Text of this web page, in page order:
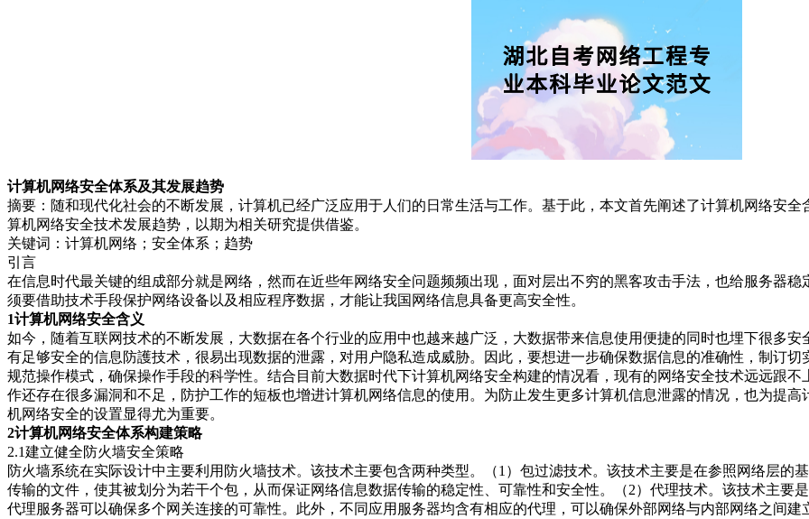
计算机网络安全体系及其发展趋势
摘要：随和现代化社会的不断发展，计算机已经广泛应用于人们的日常生活与工作。基于此，本文首先阐述了计算机网络安
算机网络安全技术发展趋势，以期为相关研究提供借鉴。
关键词：计算机网络；安全体系；趋势
引言
在信息时代最关键的组成部分就是网络，然而在近些年网络安全问题频频出现，面对层出不穷的黑客攻击手法，也给服务器
须要借助技术手段保护网络设备以及相应程序数据，才能让我国网络信息具备更高安全性。
1计算机网络安全含义
如今，随着互联网技术的不断发展，大数据在各个行业的应用中也越来越广泛，大数据带来信息使用便捷的同时也埋下很多
有足够安全的信息防護技术，很易出现数据的泄露，对用户隐私造成威胁。因此，要想进一步确保数据信息的准确性，制订
规范操作模式，确保操作手段的科学性。结合目前大数据时代下计算机网络安全构建的情况看，现有的网络安全技术远远跟
作还存在很多漏洞和不足，防护工作的短板也增进计算机网络信息的使用。为防止发生更多计算机信息泄露的情况，也为提
机网络安全的设置显得尤为重要。
2计算机网络安全体系构建策略
2.1建立健全防火墙安全策略
防火墙系统在实际设计中主要利用防火墙技术。该技术主要包含两种类型。（1）包过滤技术。该技术主要是在参照网络层的
传输的文件，使其被划分为若干个包，从而保证网络信息数据传输的稳定性、可靠性和安全性。（2）代理技术。该技术主要
代理服务器可以确保多个网关连接的可靠性。此外，不同应用服务器均含有相应的代理，可以确保外部网络与内部网络之间